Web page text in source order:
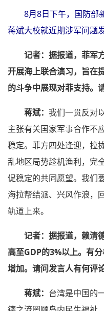
8月8日下午，国防部
蒋斌大校就近期涉军问题
记者：据报道，菲军
开展海上联合演习，旨在
的斗争中展现对菲支持。
蒋斌： 我们一贯反对
主张有关国家军事合作不
稳定。菲方四处逢迎，拉
乱地区局势趁机渔利，完
促稳定的共同愿望。我们
海拉帮结派、兴风作浪，
轨道上来。
记者：据报道，赖清
高至GDP的3%以上。有
增加。请问发言人有何评
蒋斌： 台湾是中国的